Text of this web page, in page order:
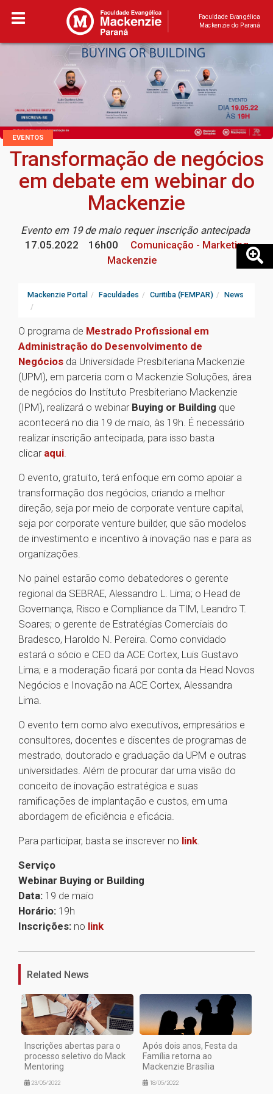
Faculdade Evangélica
Mackenzie do Paraná
EVENTOS
Transformação de negócios
em debate em webinar do
Mackenzie
Evento em 19 de maio requer inscrição antecipada
17.05.2022
16h00
Comunicação - Marketing
Mackenzie
Mackenzie Portal Faculdades Curitiba (FEMPAR) News
O programa de Mestrado Profissional em
Administração do Desenvolvimento de
Negócios da Universidade Presbiteriana Mackenzie
(UPM), em parceria com o Mackenzie Soluções, área
de negócios do Instituto Presbiteriano Mackenzie
(IPM), realizará o webinar Buying or Building que
acontecerá no dia 19 de maio, às 19h. É necessário
realizar inscrição antecipada, para isso basta
clicar aqui.
O evento, gratuito, terá enfoque em como apoiar a
transformação dos negócios, criando a melhor
direção, seja por meio de corporate venture capital,
seja por corporate venture builder, que são modelos
de investimento e incentivo à inovação nas e para as
organizações.
No painel estarão como debatedores o gerente
regional da SEBRAE, Alessandro L. Lima; o Head de
Governança, Risco e Compliance da TIM, Leandro T.
Soares; o gerente de Estratégias Comerciais do
Bradesco, Haroldo N. Pereira. Como convidado
estará o sócio e CEO da ACE Cortex, Luis Gustavo
Lima; e a moderação ficará por conta da Head Novos
Negócios e Inovação na ACE Cortex, Alessandra
Lima.
O evento tem como alvo executivos, empresários e
consultores, docentes e discentes de programas de
mestrado, doutorado e graduação da UPM e outras
universidades. Além de procurar dar uma visão do
conceito de inovação estratégica e suas
ramificações de implantação e custos, em uma
abordagem de eficiência e eficácia.
Para participar, basta se inscrever no link.
Serviço
Webinar Buying or Building
Data: 19 de maio
Horário: 19h
Inscrições: no link
Related News
Inscrições abertas para o
processo seletivo do Mack
Mentoring
23/05/2022
Após dois anos, Festa da
Família retorna ao
Mackenzie Brasília
18/05/2022